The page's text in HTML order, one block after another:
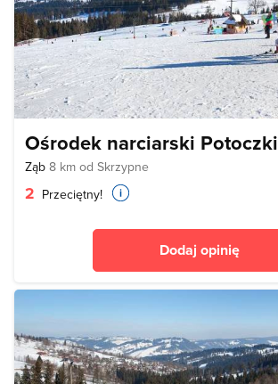
Ośrodek narciarski Potoczki
Ząb 8 km od Skrzypne
2 Przeciętny!
Dodaj opinię